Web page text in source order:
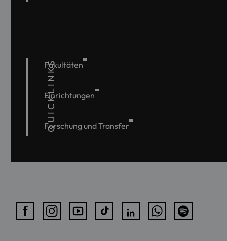
QUICKLINKS
Fakultäten
Einrichtungen
Forschung und Transfer